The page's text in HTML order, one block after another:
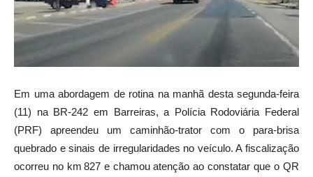
Em uma abordagem de rotina na manhã desta segunda-feira
(11) na BR‑242 em Barreiras, a Polícia Rodoviária Federal
(PRF) apreendeu um caminhão-trator com o para-brisa
quebrado e sinais de irregularidades no veículo. A fiscalização
ocorreu no km 827 e chamou atenção ao constatar que o QR